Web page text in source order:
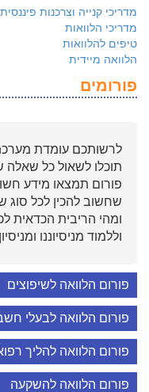
מדריכי קנייה וצרכנות
מדריכי הלוואות
טיפים להלוואות
הלוואה מיידית
פורומים
לרשותכם עומדת
תוכלו לשאול כל שאלה
פורום תמצאו מידע
שחשוב להכין לכל סוג
ומהי הריבית הכדאית
וללמוד מניסיוננו
פורום הלוואה לשיפוצים
פורום הלוואה לבעלי
פורום הלוואה להליך
פורום הלוואה להשקעה